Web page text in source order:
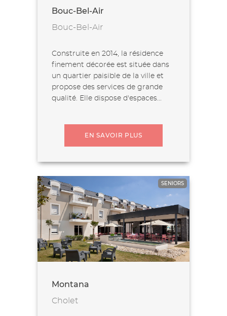
Bouc-Bel-Air
Bouc-Bel-Air
Construite en 2014, la résidence
finement décorée est située dans
un quartier paisible de la ville et
propose des services de grande
qualité. Elle dispose d'espaces...
EN SAVOIR PLUS
SENIORS
Montana
Cholet